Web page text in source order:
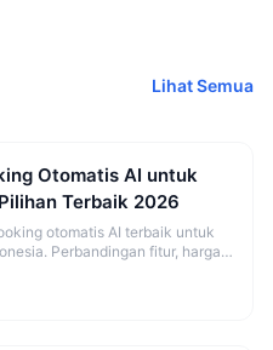
Lihat Semua
Otomatis AI untuk
Terbaik 2026
otomatis AI terbaik untuk
Perbandingan fitur, harga,